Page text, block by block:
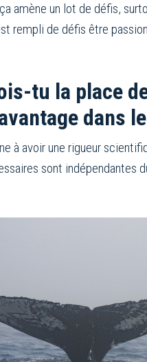
amène un lot de défis,
rempli de défis être
tu la place
dans
à avoir une rigueur
sont indépendantes